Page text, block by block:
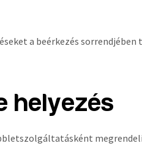
a beérkezés sorrendjében
helyezés
megrendeli